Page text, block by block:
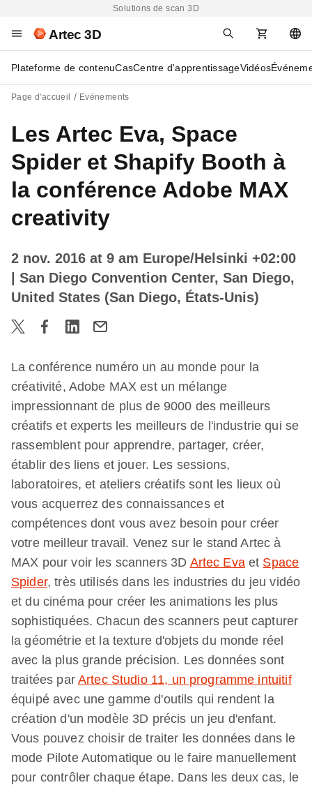
Solutions de scan 3D
Artec 3D
Plateforme de contenuCasCentre d'apprentissageVidéos
Page d'accueil Evénements
Les Artec Eva, Space
Spider et Shapify Booth à
la conférence Adobe MAX
creativity
2 nov. 2016 at 9 am Europe/Helsinki +02:00
| San Diego Convention Center, San Diego,
United States (San Diego, États-Unis)
La conférence numéro un au monde pour la
créativité, Adobe MAX est un mélange
impressionnant de plus de 9000 des meilleurs
créatifs et experts les meilleurs de l'industrie qui se
rassemblent pour apprendre, partager, créer,
établir des liens et jouer. Les sessions,
laboratoires, et ateliers créatifs sont les lieux où
vous acquerrez des connaissances et
compétences dont vous avez besoin pour créer
votre meilleur travail. Venez sur le stand Artec à
MAX pour voir les scanners 3D Artec Evaet Space
Spider, très utilisés dans les industries du jeu vidéo
et du cinéma pour créer les animations les plus
sophistiquées. Chacun des scanners peut capturer
la géométrie et la texture d'objets du monde réel
avec la plus grande précision. Les données sont
traitées par Artec Studio 11, un programme intuitif
équipé avec une gamme d'outils qui rendent la
création d'un modèle 3D précis un jeu d'enfant.
Vous pouvez choisir de traiter les données dans le
mode Pilote Automatique ou le faire manuellement
pour contrôler chaque étape. Dans les deux cas, le